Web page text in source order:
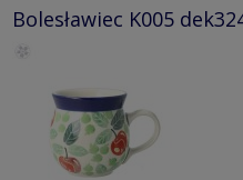
Bolesławiec K005